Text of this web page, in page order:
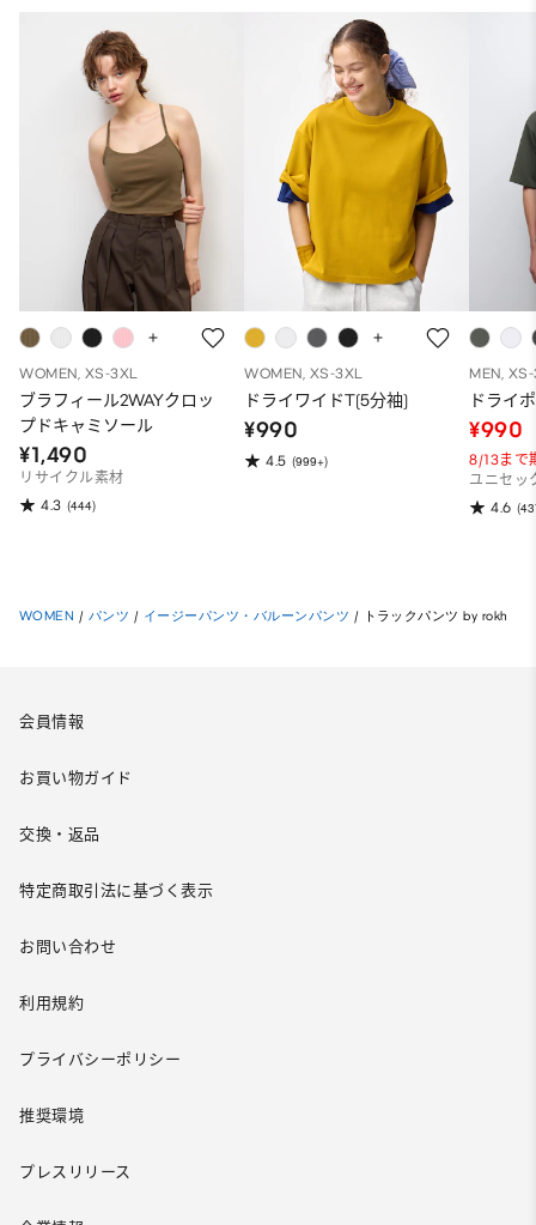
WOMEN, XS-3XL
ブラフィール2WAYクロッ
プドキャミソール
¥1,490
リサイクル素材
4.3 (444)
WOMEN, XS-3XL
ドライワイドT(5分袖)
¥990
4.5 (999+)
MEN,
ドライ
¥990
8/13まで
ユニセッ
4.6
WOMEN / パンツ / イージーパンツ・バルーンパンツ / トラックパンツ by rokh
会員情報
お買い物ガイド
交換・返品
特定商取引法に基づく表示
お問い合わせ
利用規約
プライバシーポリシー
推奨環境
プレスリリース